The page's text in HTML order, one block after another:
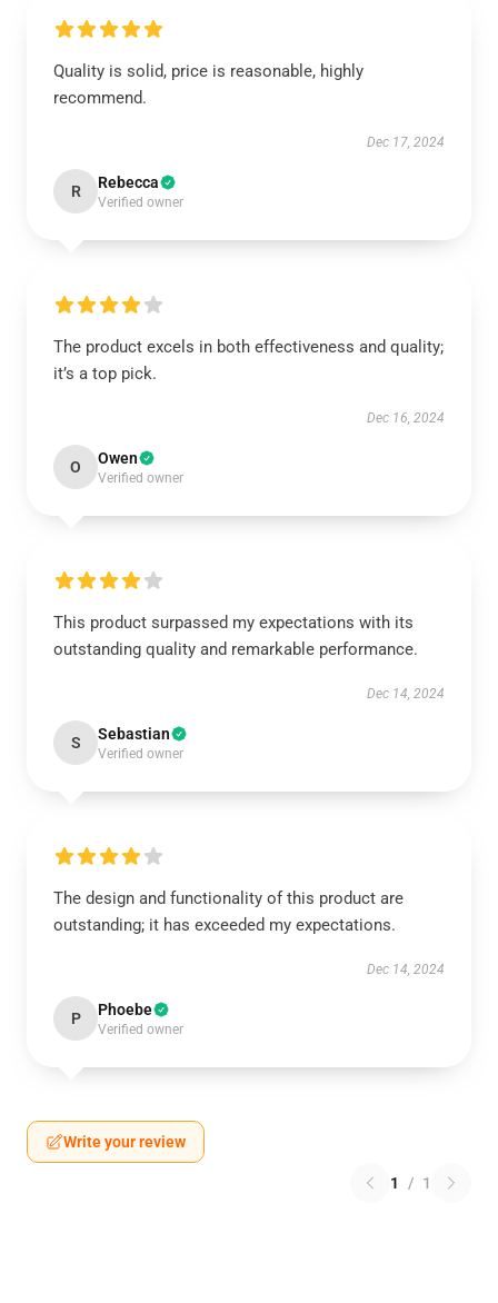
Quality is solid, price is reasonable, highly
recommend.
Dec 17, 2024
R Rebecca
Verified owner
The product excels in both effectiveness and quality;
it’s a top pick.
Dec 16, 2024
O Owen
Verified owner
This product surpassed my expectations with its
outstanding quality and remarkable performance.
Dec 14, 2024
S Sebastian
Verified owner
The design and functionality of this product are
outstanding; it has exceeded my expectations.
Dec 14, 2024
P Phoebe
Verified owner
Write your review
1 / 1